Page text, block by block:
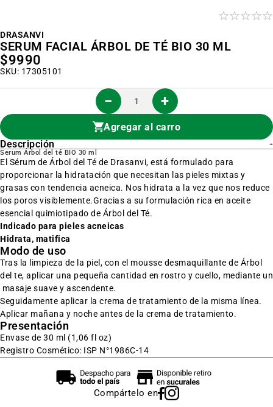
DRASANVI
$9990
SKU: 17305101
SERUM FACIAL ÁRBOL DE TÉ BIO 30 ML
Agregar al carro
Descripción
Serum Árbol del té BIO 30 ml
El Sérum de Árbol del Té de Drasanvi, está formulado para
proporcionar la hidratación que necesitan las pieles mixtas y
grasas con tendencia acneica. Nos hidrata a la vez que nos reduce
los poros visiblemente.Gracias a su formulación rica en aceite
esencial quimiotipado de Árbol del Té.
Indicado para pieles acneicas
Hidrata, matifica
Modo de uso
Tras la limpieza de la piel, con el mousse desmaquillante de Árbol
del te, aplicar una pequeña cantidad en rostro y cuello, mediante un
masaje suave y ascendente.
Seguidamente aplicar la crema de tratamiento de la misma línea.
Aplicar mañana y noche antes de la crema de tratamiento.
Presentación
Envase de 30 ml (1,06 fl oz)
Registro Cosmético: ISP N°1986C-14
Compártelo en
la
galería
de
imágenes